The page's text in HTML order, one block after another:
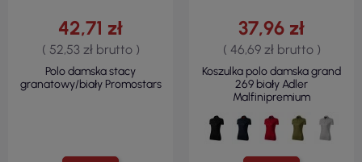
42,71 zł
( 52,53 zł brutto )
Polo damska stacy
granatowy/biały Promostars
37,96 zł
( 46,69 zł brutto )
Koszulka polo damska grand
269 biały Adler
Malfinipremium